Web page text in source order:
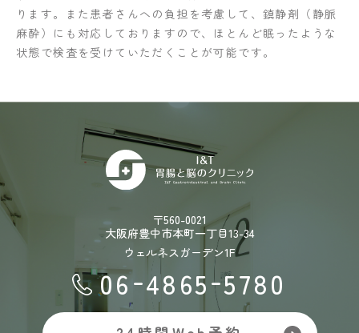
ります。また患者さんへの負担を考慮して、鎮静剤（静脈
麻酔）にも対応しておりますので、ほとんど眠ったような
状態で検査を受けていただくことが可能です。
〒560-0021
大阪府豊中市本町一丁目13-34
ウェルネスガーデン1F
06-4865-5780